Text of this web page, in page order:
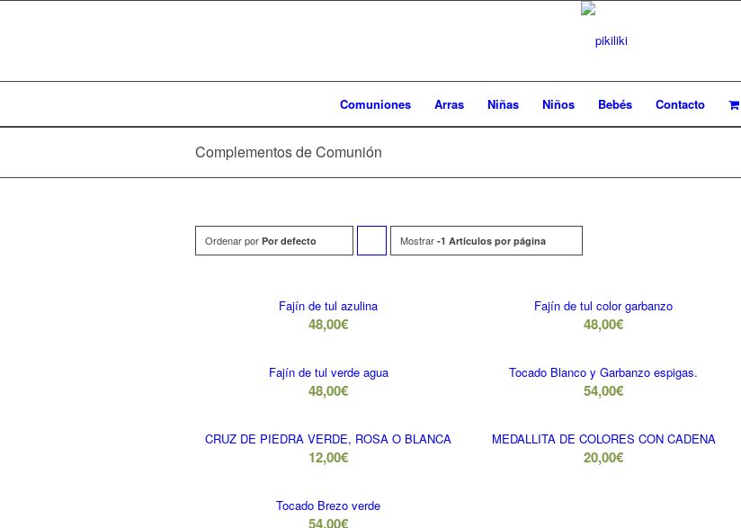
Comuniones Arras Niñas Niños Bebés Contacto
Complementos de Comunión
Ordenar por Por defecto
Pulsa
de
ascendente
Mostrar -1 Artículos por página
Fajín de tul azulina
48,00€
Fajín de tul color garbanzo
48,00€
Fajín de tul verde agua
48,00€
Tocado Blanco y Garbanzo espigas.
54,00€
CRUZ DE PIEDRA VERDE, ROSA O BLANCA
12,00€
MEDALLITA DE COLORES CON CADENA
20,00€
Tocado Brezo verde
54,00€